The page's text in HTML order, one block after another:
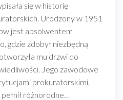
się w historię
Urodzony w 1951
jest absolwentem
gdzie zdobył niezbędną
mu drzwi do
Jego zawodowe
prokuratorskimi,
różnorodne…